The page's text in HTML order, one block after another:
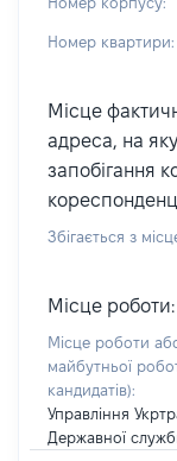
Номер квартири:
Місце
адреса, на
запобігання
Збігається з
Місце роботи:
Місце роботи
майбутньої
кандидатів):
Управління
Державної